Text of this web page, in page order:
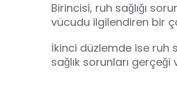
Birincisi, ruh sağlığı
vücudu ilgilendiren bir
İkinci düzlemde ise ruh
sağlık sorunları gerçeği